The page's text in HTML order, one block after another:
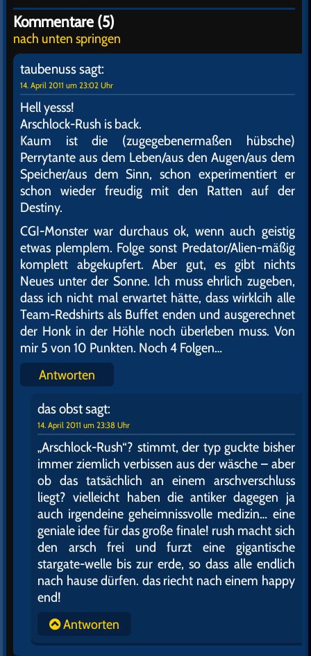
Kommentare (5)
nach unten springen
taubenusssagt:
14. April 2011 um 23:02 Uhr
Hell yesss!
Arschlock-Rush is back.
Kaum ist die (zugegebenermaßen hübsche)
Perrytante aus dem Leben/aus den Augen/aus dem
Speicher/aus dem Sinn, schon experimentiert er
schon wieder freudig mit den Ratten auf der
Destiny.
CGI-Monster war durchaus ok, wenn auch geistig
etwas plemplem. Folge sonst Predator/Alien-mäßig
komplett abgekupfert. Aber gut, es gibt nichts
Neues unter der Sonne. Ich muss ehrlich zugeben,
dass ich nicht mal erwartet hätte, dass wirklcih alle
Team-Redshirts als Buffet enden und ausgerechnet
der Honk in der Höhle noch überleben muss. Von
mir 5 von 10 Punkten. Noch 4 Folgen…
Antworten
das obstsagt:
14. April 2011 um 23:38 Uhr
„Arschlock-Rush“? stimmt, der typ guckte bisher
immer ziemlich verbissen aus der wäsche – aber
ob das tatsächlich an einem arschverschluss
liegt? vielleicht haben die antiker dagegen ja
auch irgendeine geheimnissvolle medizin… eine
geniale idee für das große finale! rush macht sich
den arsch frei und furzt eine gigantische
stargate-welle bis zur erde, so dass alle endlich
nach hause dürfen. das riecht nach einem happy
end!
Antworten